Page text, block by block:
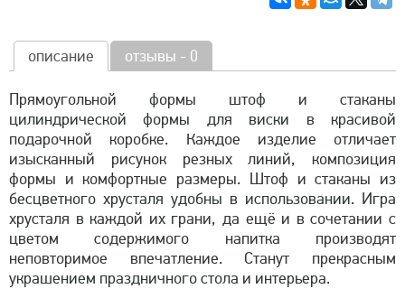
описание отзывы - 0
Прямоугольной формы штоф и стаканы
цилиндрической формы для виски в красивой
подарочной коробке. Каждое изделие отличает
изысканный рисунок резных линий, композиция
формы и комфортные размеры. Штоф и стаканы из
бесцветного хрусталя удобны в использовании. Игра
хрусталя в каждой их грани, да ещё и в сочетании с
цветом содержимого напитка производят
неповторимое впечатление. Станут прекрасным
украшением праздничного стола и интерьера.